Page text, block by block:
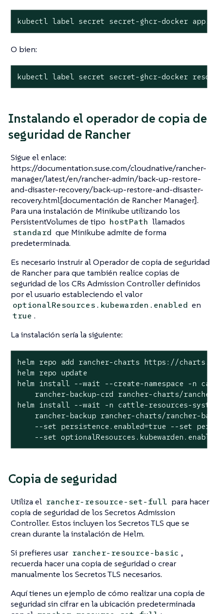
kubectl label secret secret-ghcr-docker
O bien:
kubectl label secret secret-ghcr-docker
Instalando el operador de copia de
seguridad de Rancher
Sigue el enlace:
https://documentation.suse.com/cloudnative/rancher-
manager/latest/en/rancher-admin/back-up-restore-
and-disaster-recovery/back-up-restore-and-disaster-
recovery.html[documentación de Rancher Manager].
Para una instalación de Minikube utilizando los
PersistentVolumes de tipo hostPath llamados
standard que Minikube admite de forma
predeterminada.
Es necesario instruir al Operador de copia de seguridad
de Rancher para que también realice copias de
seguridad de los CRs Admission Controller definidos
por el usuario estableciendo el valor
optionalResources.kubewarden.enabled en
true .
La instalación sería la siguiente:
helm repo add rancher-charts https://
helm repo update
helm install --wait --create-namespace -n
rancher-backup-crd rancher-charts/
helm install --wait -n cattle-resources-
rancher-backup rancher-charts/rancher-
--set persistence.enabled=true --set
--set
Copia de seguridad
Utiliza el rancher-resource-set-full para hacer
copia de seguridad de los Secretos Admission
Controller. Estos incluyen los Secretos TLS que se
crean durante la instalación de Helm.
Si prefieres usar rancher-resource-basic ,
recuerda hacer una copia de seguridad o crear
manualmente los Secretos TLS necesarios.
Aquí tienes un ejemplo de cómo realizar una copia de
seguridad sin cifrar en la ubicación predeterminada